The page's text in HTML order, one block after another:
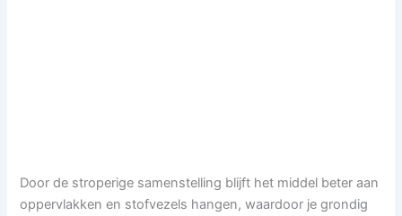
Door de stroperige samenstelling blijft het middel beter aan
oppervlakken en stofvezels hangen, waardoor je grondig